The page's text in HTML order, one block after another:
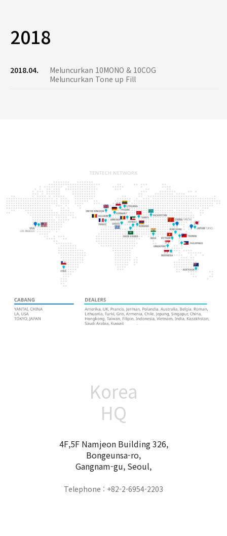
2018
2018.04.
Meluncurkan 10MONO & 10COG
Meluncurkan Tone up Fill
Korea
HQ
4F,5F Namjeon Building 326,
Bongeunsa-ro,
Gangnam-gu, Seoul,
Telephone : +82-2-6954-2203